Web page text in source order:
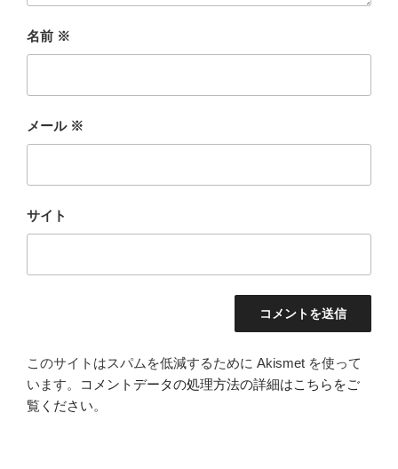
名前 ※
メール ※
サイト
このサイトはスパムを低減するために Akismet を使って
います。
コメントデータの処理方法の詳細はこちらをご
覧ください。